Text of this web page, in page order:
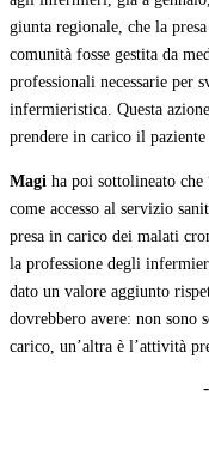
giunta regionale, che la
comunità fosse gestita da
professionali necessarie per
infermieristica. Questa
prendere in carico il
Magi ha poi sottolineato che
come accesso al servizio
presa in carico dei malati
la professione degli
dato un valore aggiunto
dovrebbero avere: non sono
carico, un’altra è l’attività